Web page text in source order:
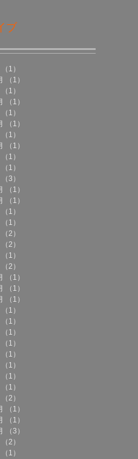
ブ
（1）
（1）
（1）
（1）
（1）
（1）
（1）
（1）
（1）
（1）
（3）
（1）
（1）
（1）
（1）
（2）
（2）
（1）
（2）
（1）
（1）
（1）
（1）
（1）
（1）
（1）
（1）
（1）
（1）
（1）
（2）
（1）
（1）
（3）
（2）
（1）